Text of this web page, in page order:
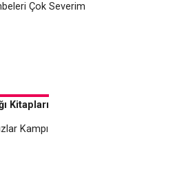
Çok Severim
Kitapları
Kampı